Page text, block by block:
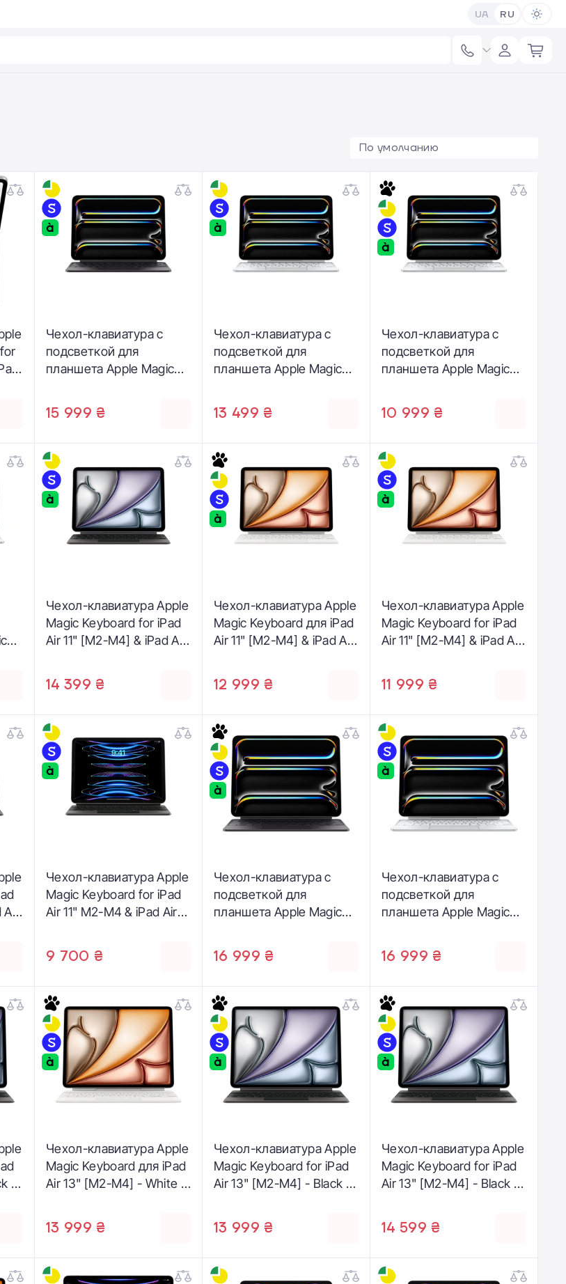
UA RU
По умолчанию
Чехол-клавиатура с
подсветкой для
планшета Apple Magic
English - Black (MWR23)
15 999 ₴
Чехол-клавиатура с
подсветкой для
планшета Apple Magic
English - White (MWR03)
13 499 ₴
Чехол-клавиатура с
подсветкой для
планшета Apple Magic
White (MWR03T/A)
10 999 ₴
Чехол-клавиатура Apple
Magic Keyboard for iPad
Air 11" [M2-M4] & iPad Air
(MGYX4)
14 399 ₴
Чехол-клавиатура Apple
Magic Keyboard для iPad
Air 11" [M2-M4] & iPad Air
(MDFV4)
12 999 ₴
Чехол-клавиатура Apple
Magic Keyboard for iPad
Air 11" [M2-M4] & iPad Air
(MDFV4T/A)
11 999 ₴
Air
Чехол-клавиатура Apple
Magic Keyboard for iPad
Air 11" M2-M4 & iPad Air
9 700 ₴
Чехол-клавиатура с
подсветкой для
планшета Apple Magic
English - Black (MWR53)
16 999 ₴
Чехол-клавиатура с
подсветкой для
планшета Apple Magic
English - White (MWR43)
16 999 ₴
-
Чехол-клавиатура Apple
Magic Keyboard для iPad
Air 13" [M2-M4] - White -
13 999 ₴
Чехол-клавиатура Apple
Magic Keyboard for iPad
Air 13" [M2-M4] - Black -
13 999 ₴
Чехол-клавиатура Apple
Magic Keyboard for iPad
Air 13" [M2-M4] - Black -
14 599 ₴